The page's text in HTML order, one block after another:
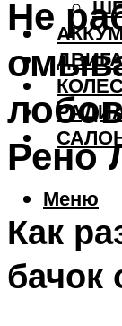
Меню
Не
Рено
Как
бачок